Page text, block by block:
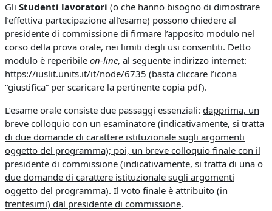
Gli Studenti lavoratori (o che hanno bisogno di dimostrare
l’effettiva partecipazione all’esame) possono chiedere al
presidente di commissione di firmare l’apposito modulo nel
corso della prova orale, nei limiti degli usi consentiti. Detto
modulo è reperibile on-line, al seguente indirizzo internet:
https://iuslit.units.it/it/node/6735 (basta cliccare l’icona
“giustifica” per scaricare la pertinente copia pdf).
L’esame orale consiste due passaggi essenziali: dapprima, un
breve colloquio con un esaminatore (indicativamente, si tratta
di due domande di carattere istituzionale sugli argomenti
oggetto del programma); poi, un breve colloquio finale con il
presidente di commissione (indicativamente, si tratta di una o
due domande di carattere istituzionale sugli argomenti
oggetto del programma). Il voto finale è attribuito (in
trentesimi) dal presidente di commissione.